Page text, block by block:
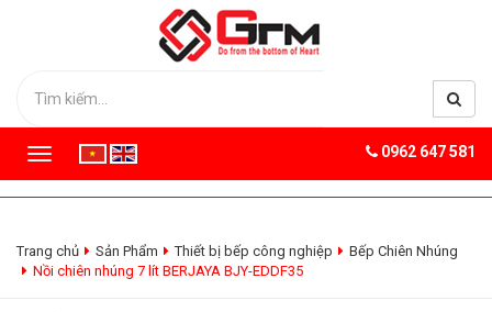
T
o
g
e
0962 647 581
Trang chủ Sản Phẩm Thiết bị bếp công nghiệp
Bếp Chiên Nhúng
Nồi chiên nhúng 7 lít BERJAYA BJY-EDDF35